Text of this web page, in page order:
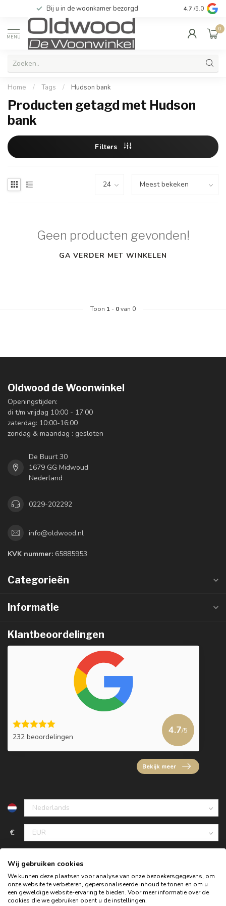
Unieke maatwerk producten Bij u in de
4.7 /5.0
MENU
0
Home / Tags / Hudson bank
Producten getagd met Hudson
bank
Filters
Geen producten gevonden!
GA VERDER MET WINKELEN
Toon 1 - 0van 0
Oldwood de Woonwinkel
Openingstijden:
di t/m vrijdag 10:00 - 17:00
zaterdag: 10:00-16:00
zondag & maandag : gesloten
De Buurt 30
1679 GG Midwoud
Nederland
0229-202292
info@oldwood.nl
KVK nummer: 65885953
Categorieën
Informatie
Klantbeoordelingen
232 beoordelingen
4.7/5
Bekijk meer
€
Wij gebruiken cookies
We kunnen deze plaatsen voor analyse van onze bezoekersgegevens, om
onze website te verbeteren, gepersonaliseerde inhoud te tonen en om u
een geweldige website-ervaring te bieden. Voor meer informatie over de
cookies die we gebruiken opent u de instellingen.